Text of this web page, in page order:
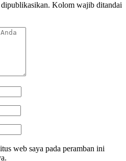
Kolom wajib ditandai
web saya pada peramban ini